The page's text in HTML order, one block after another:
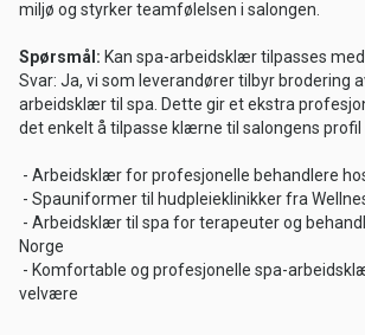
miljø og styrker teamfølelsen i salongen.
Spørsmål: Kan spa-arbeidsklær tilpasses
Svar: Ja, vi som leverandører tilbyr brodering
arbeidsklær til spa. Dette gir et ekstra
det enkelt å tilpasse klærne til salongens profil
- Arbeidsklær for profesjonelle behandlere
- Spauniformer til hudpleieklinikker fra
- Arbeidsklær til spa for terapeuter og
Norge
- Komfortable og profesjonelle spa-
velvære